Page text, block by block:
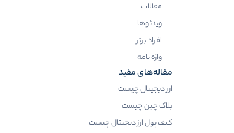
مقالات
ویدئوها
افراد برتر
واژه نامه
مقاله‌های مفید
ارز دیجیتال چیست
بلاک چین چیست
کیف پول ارز دیجیتال چیست